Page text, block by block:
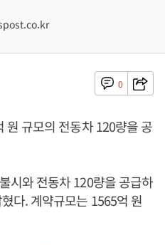
0
원 규모의 전동차 120량을 공
시와 전동차 120량을 공급하
다. 계약규모는 1565억 원